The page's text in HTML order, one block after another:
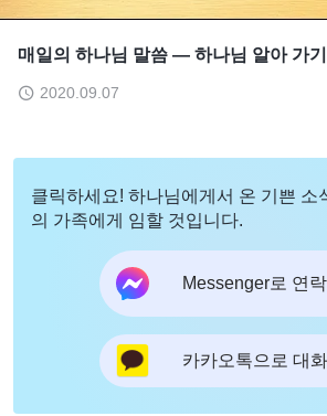
매일의 하나님 말씀 ― 하나님 알아 가
2020.09.07
클릭하세요! 하나님에게서 온 기쁜 소
의 가족에게 임할 것입니다.
Messenger로 연락
카카오톡으로 대화